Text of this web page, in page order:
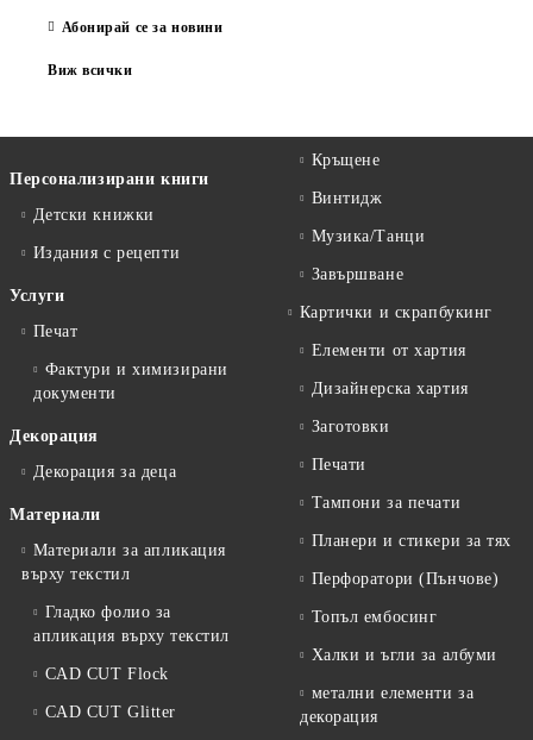
Абонирай се за новини
Виж всички
Персонализирани книги
Детски книжки
Издания с рецепти
Услуги
Печат
Фактури и химизирани
документи
Декорация
Декорация за деца
Материали
Материали за апликация
върху текстил
Гладко фолио за
апликация върху текстил
CAD CUT Flock
CAD CUT Glitter
Кръщене
Винтидж
Музика/Танци
Завършване
Картички и скрапбукинг
Елементи от хартия
Дизайнерска хартия
Заготовки
Печати
Тампони за печати
Планери и стикери за тях
Перфоратори (Пънчове)
Топъл ембосинг
Халки и ъгли за албуми
метални елементи за
декорация